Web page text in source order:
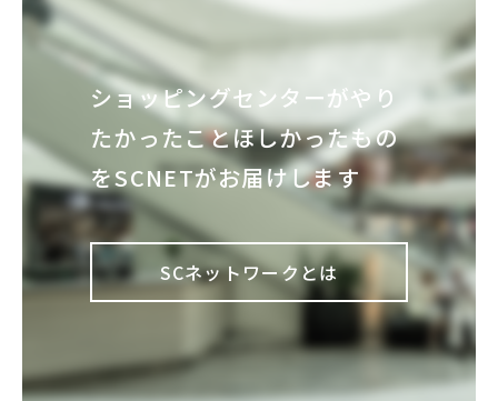
ショッピングセンターがやり
たかったことほしかったもの
をSCNETがお届けします
SCネットワークとは